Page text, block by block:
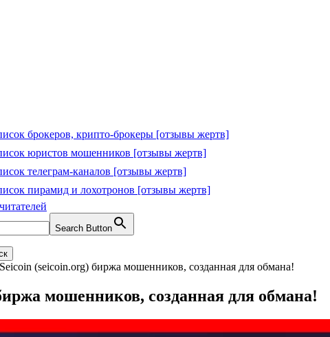
брокеров, крипто-брокеры [отзывы жертв]
юристов мошенников [отзывы жертв]
телеграм-каналов [отзывы жертв]
пирамид и лохотронов [отзывы жертв]
Search Button
Seicoin (seicoin.org) биржа мошенников, созданная для обмана!
мошенников, созданная для обмана!